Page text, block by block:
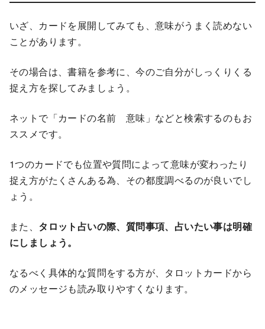
いざ、カードを展開してみても、意味がうまく読めない
ことがあります。
その場合は、書籍を参考に、今のご自分がしっくりくる
捉え方を探してみましょう。
ネットで「カードの名前 意味」などと検索するのもお
ススメです。
1つのカードでも位置や質問によって意味が変わったり
捉え方がたくさんある為、その都度調べるのが良いでし
ょう。
また、 タロット占いの際、質問事項、占いたい事は明確
にしましょう。
なるべく具体的な質問をする方が、タロットカードから
のメッセージも読み取りやすくなります。